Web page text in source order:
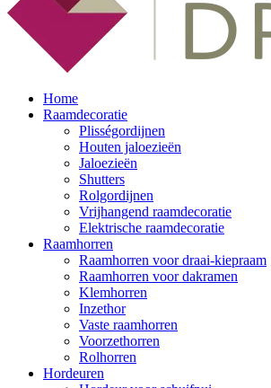
Home
Raamdecoratie
Plisségordijnen
Houten jaloezieën
Jaloezieën
Shutters
Rolgordijnen
Vrijhangend raamdecoratie
Elektrische raamdecoratie
Raamhorren
Raamhorren voor draai-kiepraam
Raamhorren voor dakramen
Klemhorren
Inzethor
Vaste raamhorren
Voorzethorren
Rolhorren
Hordeuren